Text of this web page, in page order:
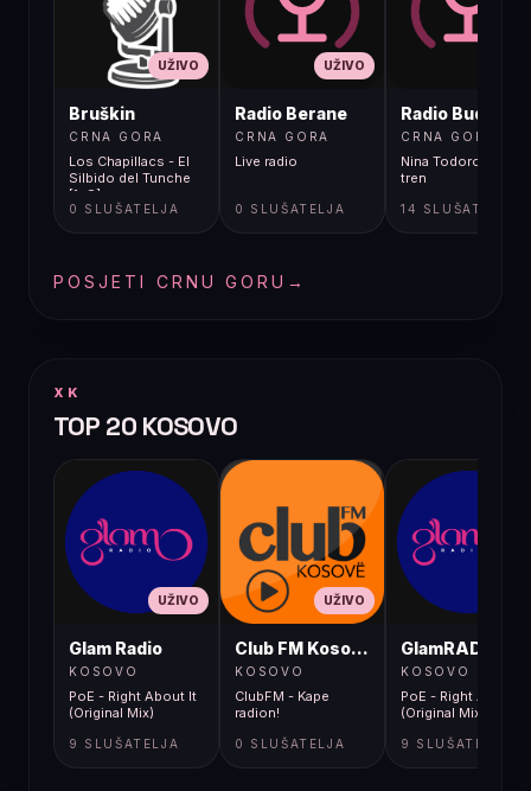
UŽIVO
Bruškin
CRNA GORA
Los Chapillacs - El
Silbido del Tunche
[1gS]
0 SLUŠATELJA
UŽIVO
Radio Berane
CRNA GORA
Live radio
0 SLUŠATELJA
Radio Budva
CRNA GORA
Nina Todorovic -
tren
14 SLUŠATELJA
POSJETI CRNU GORU →
XK
TOP 20 KOSOVO
UŽIVO
Glam Radio
KOSOVO
PoE - Right About It
(Original Mix)
9 SLUŠATELJA
UŽIVO
Club FM Kosovë
KOSOVO
ClubFM - Kape
radion!
0 SLUŠATELJA
GlamRADIO
KOSOVO
PoE - Right About It
(Original Mix)
9 SLUŠATELJA